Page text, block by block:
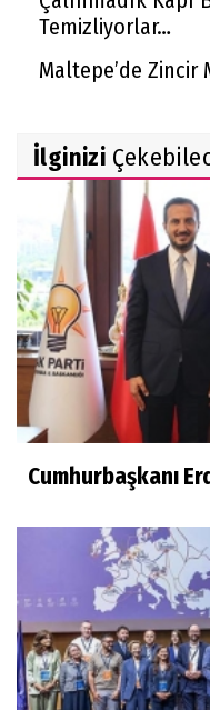
Temizliyorlar…
Maltepe’de Zincir
Usulsüzlük İddiası!
İlginizi
Cumhurbaşkanı